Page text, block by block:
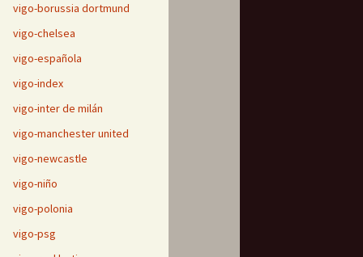
vigo-borussia dortmund
vigo-chelsea
vigo-española
vigo-index
vigo-inter de milán
vigo-manchester united
vigo-newcastle
vigo-niño
vigo-polonia
vigo-psg